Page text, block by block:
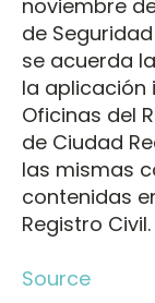
noviembre
de
se acuerda
la aplicación
Oficinas del
de Ciudad
las mismas
contenidas
Registro Civil.
Source